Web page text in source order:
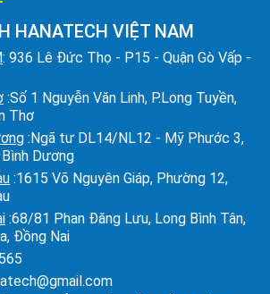
HANATECH VIỆT NAM
: 936 Lê Đức Thọ - P15 - Quận Gò Vấp -
:Số 1 Nguyễn Văn Linh, P.Long Tuyền,
Thơ
:Ngã tư DL14/NL12 - Mỹ Phước 3,
Dương
:1615 Võ Nguyên Giáp, Phường 12,
:68/81 Phan Đăng Lưu, Long Bình Tân,
Đồng Nai